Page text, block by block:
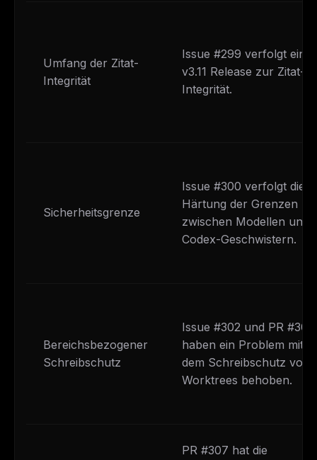
Umfang der Zitat-
Integrität
Issue #299 verfolgt ein
v3.11 Release zur Zitat-
Integrität.
Sicherheitsgrenze
Issue #300 verfolgt die
Härtung der Grenzen
zwischen Modellen und
Codex-Geschwistern.
Bereichsbezogener
Schreibschutz
Issue #302 und PR #304
haben ein Problem mit
dem Schreibschutz von
Worktrees behoben.
PR #307 hat die